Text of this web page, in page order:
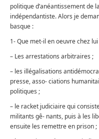
politique d’anéantissement de
indépendantiste. Alors je
basque :
1- Que met-il en oeuvre chez
– Les arrestations arbitraires ;
– les illégalisations
presse, asso- ciations
politiques ;
– le racket judiciaire qui
militants gê- nants, puis à les
ensuite les remettre en prison ;